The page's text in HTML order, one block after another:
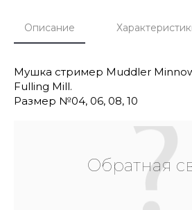
Описание
Мушка стример Muddler
Fulling Mill.
Размер №04, 06, 08, 10
Обратная